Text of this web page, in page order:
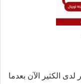
الكثير الآن بعدما